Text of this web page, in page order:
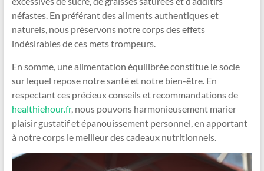
néfastes. En préférant des aliments authentiques et
naturels, nous préservons notre corps des effets
indésirables de ces mets trompeurs.
En somme, une alimentation équilibrée constitue le socle
sur lequel repose notre santé et notre bien-être. En
respectant ces précieux conseils et recommandations de
healthiehour.fr, nous pouvons harmonieusement marier
plaisir gustatif et épanouissement personnel, en apportant
à notre corps le meilleur des cadeaux nutritionnels.